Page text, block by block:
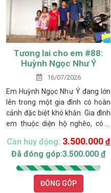
Tương lai cho em #88:
Huỳnh Ngọc Như Ý
16/07/2026
Em Huỳnh Ngọc Như Ý đang lớn
lên trong một gia đình có hoàn
cảnh đặc biệt khó khăn. Gia đình
em thuộc diện hộ nghèo, có 6
đang tuổi đến trường. Không có
đất sản xuất, cả gia đình phải
sống trong căn nhà thuê, mọi chi
phí sinh hoạt chỉ trông chờ vào
đồng lương công nhân ít ỏi của
Cần huy động: 3.500.000 đ
Đã đóng góp:3.500.000 đ
ĐÓNG GÓP